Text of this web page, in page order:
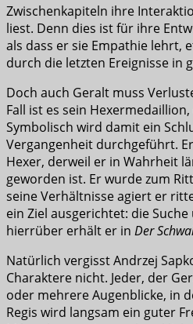
Zwischenkapiteln ihre
liest. Denn dies ist für ihre
als dass er sie Empathie lehrt,
durch die letzten Ereignisse in
Doch auch Geralt muss
Fall ist es sein
Symbolisch wird damit ein
Vergangenheit durchgeführt.
Hexer, derweil er in Wahrheit
geworden ist. Er wurde zum
seine Verhältnisse agiert er
ein Ziel ausgerichtet: die
hierrüber erhält er in Der
Natürlich vergisst Andrzej
Charaktere nicht. Jeder, der
oder mehrere Augenblicke, in
Regis wird langsam ein guter